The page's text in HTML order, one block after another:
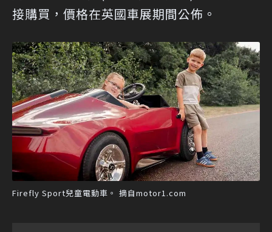
接購買，價格在英國車展期間公佈。
Firefly Sport兒童電動車。 摘自motor1.com